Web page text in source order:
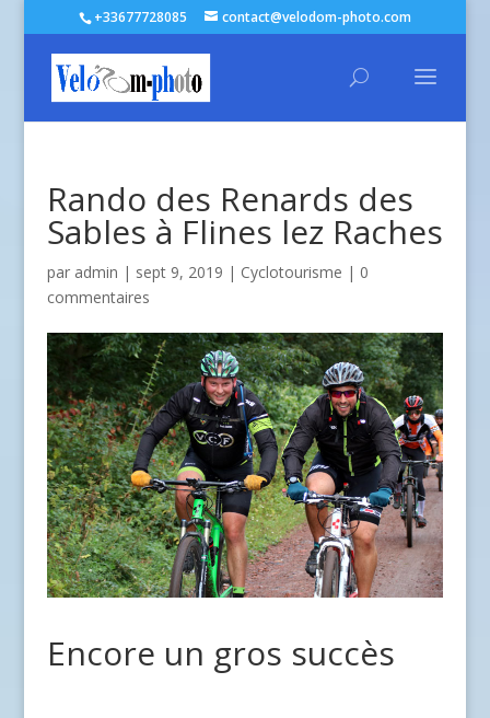
+33677728085 contact@velodom-photo.com
Rando des Renards des
Sables à Flines lez Raches
par admin | sept 9, 2019 | Cyclotourisme | 0
commentaires
Encore un gros succès